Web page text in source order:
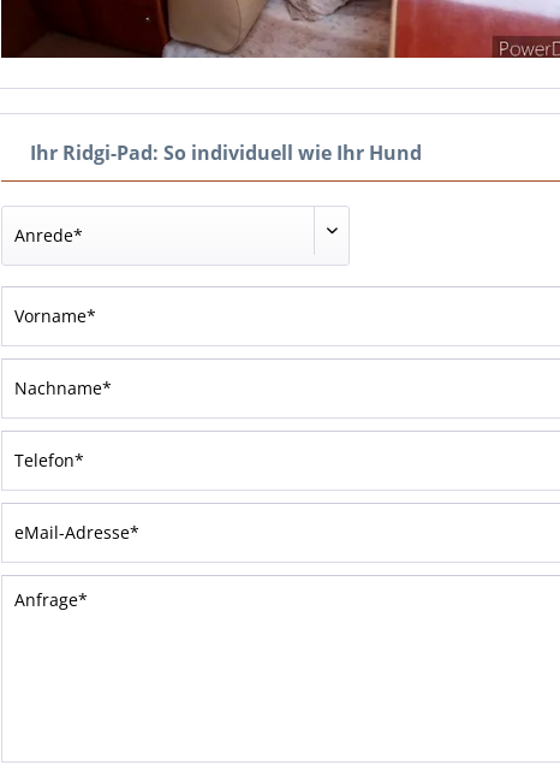
Ihr Ridgi-Pad: So individuell wie Ihr Hund